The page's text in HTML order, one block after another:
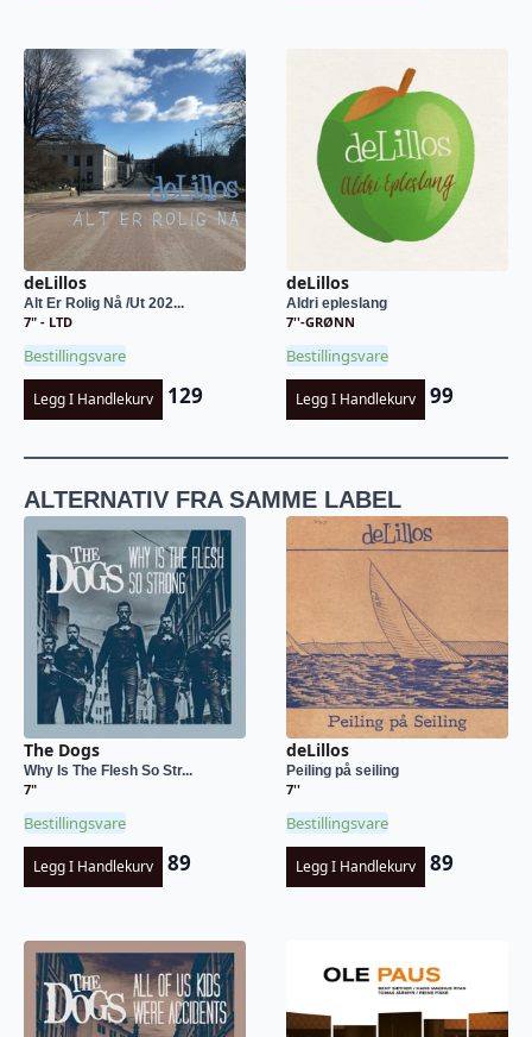
deLillos
Alt Er Rolig Nå /Ut 202...
7" - LTD
Bestillingsvare
Legg I Handlekurv 129
deLillos
Aldri epleslang
7''-GRØNN
Bestillingsvare
Legg I Handlekurv 99
ALTERNATIV FRA SAMME LABEL
The Dogs
Why Is The Flesh So Str...
7"
Bestillingsvare
Legg I Handlekurv 89
deLillos
Peiling på seiling
7''
Bestillingsvare
Legg I Handlekurv 89